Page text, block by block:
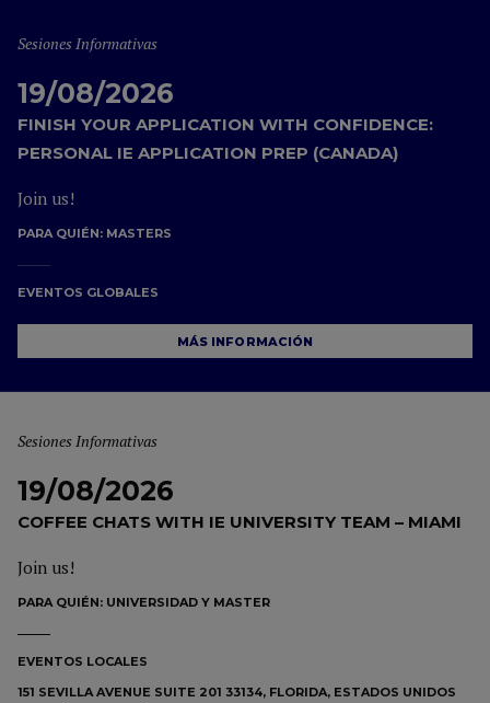
Sesiones Informativas
19/08/2026
FINISH YOUR APPLICATION WITH CONFIDENCE:
PERSONAL IE APPLICATION PREP (CANADA)
Join us!
PARA QUIÉN: MASTERS
EVENTOS GLOBALES
MÁS INFORMACIÓN
Sesiones Informativas
19/08/2026
COFFEE CHATS WITH IE UNIVERSITY TEAM – MIAMI
Join us!
PARA QUIÉN: UNIVERSIDAD Y MASTER
EVENTOS LOCALES
151 SEVILLA AVENUE SUITE 201 33134, FLORIDA, ESTADOS UNIDOS